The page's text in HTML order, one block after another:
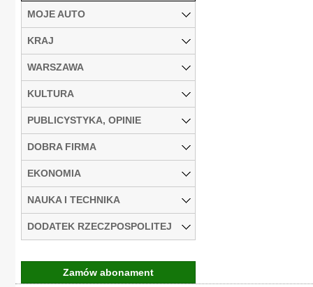
MOJE AUTO
KRAJ
WARSZAWA
KULTURA
PUBLICYSTYKA, OPINIE
DOBRA FIRMA
EKONOMIA
NAUKA I TECHNIKA
DODATEK RZECZPOSPOLITEJ
Zamów abonament